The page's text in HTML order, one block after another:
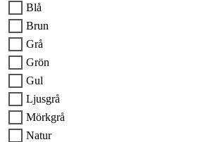
Blå
Brun
Grå
Grön
Gul
Ljusgrå
Mörkgrå
Natur